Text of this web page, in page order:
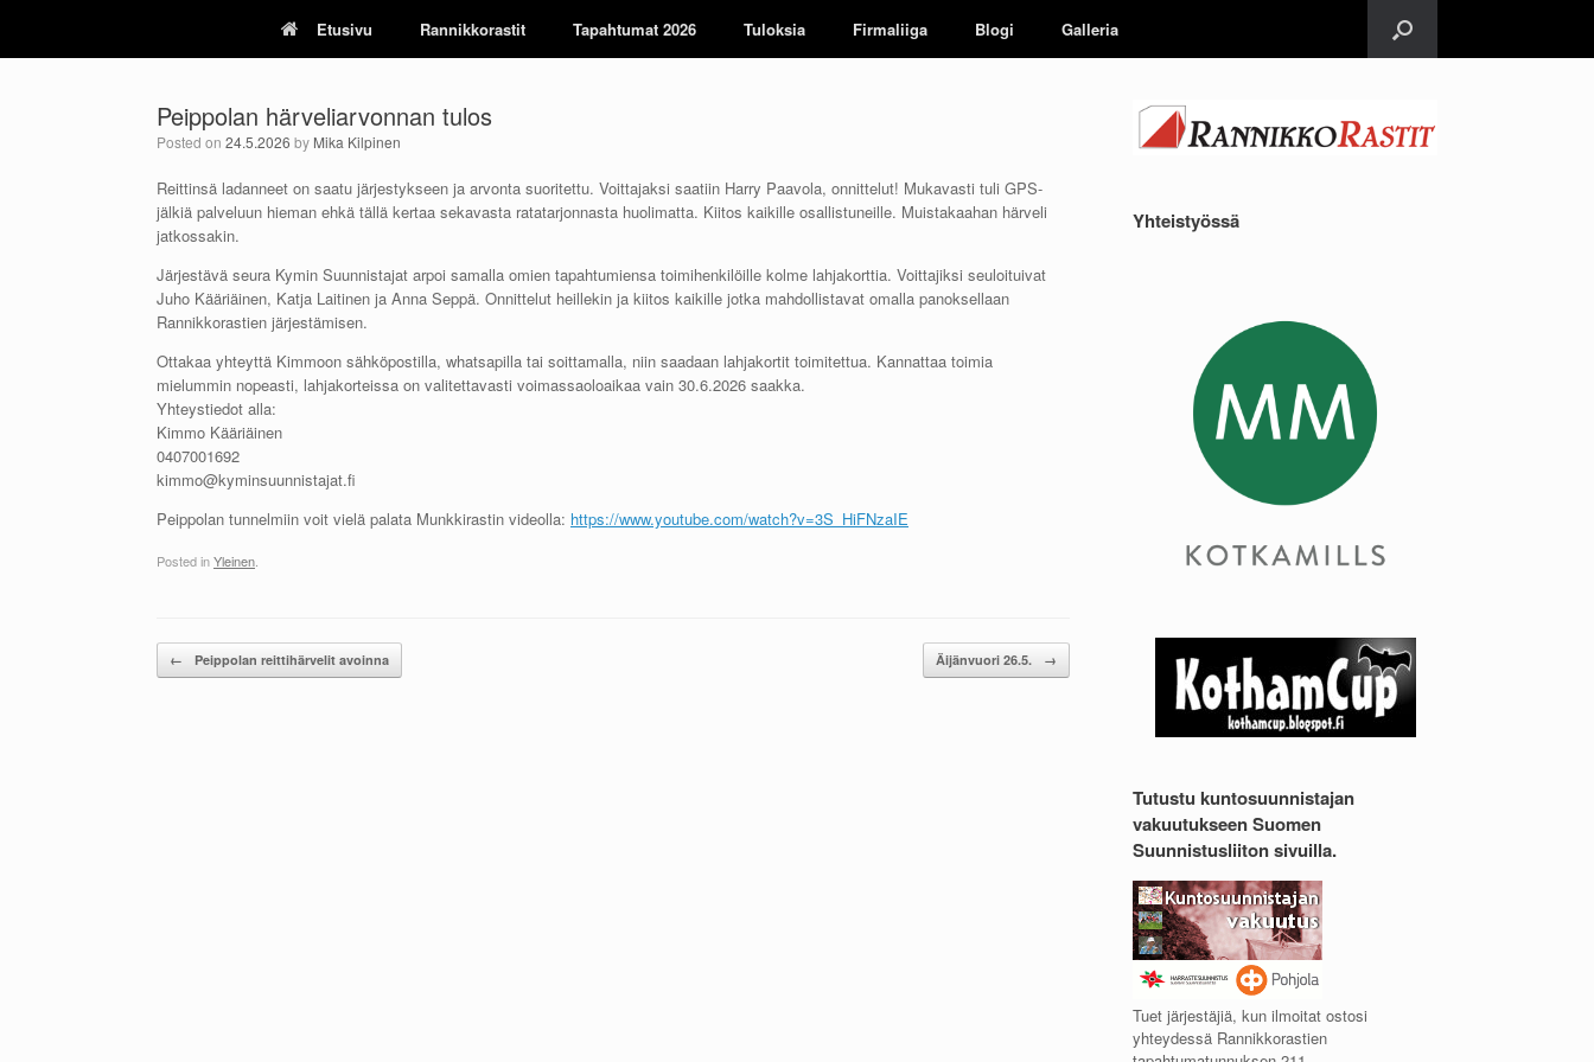
content
Etusivu Rannikkorastit Tapahtumat 2026 Tuloksia Firmaliiga Blogi Galleria
Peippolan härveliarvonnan tulos
Posted on 24.5.2026 by Mika Kilpinen
Reittinsä ladanneet on saatu järjestykseen ja arvonta suoritettu. Voittajaksi saatiin Harry Paavola, onnittelut! Mukavasti tuli GPS-
jälkiä palveluun hieman ehkä tällä kertaa sekavasta ratatarjonnasta huolimatta. Kiitos kaikille osallistuneille. Muistakaahan härveli
jatkossakin.
Järjestävä seura Kymin Suunnistajat arpoi samalla omien tapahtumiensa toimihenkilöille kolme lahjakorttia. Voittajiksi seuloituivat
Juho Kääriäinen, Katja Laitinen ja Anna Seppä. Onnittelut heillekin ja kiitos kaikille jotka mahdollistavat omalla panoksellaan
Rannikkorastien järjestämisen.
Ottakaa yhteyttä Kimmoon sähköpostilla, whatsapilla tai soittamalla, niin saadaan lahjakortit toimitettua. Kannattaa toimia
mielummin nopeasti, lahjakorteissa on valitettavasti voimassaoloaikaa vain 30.6.2026 saakka.
Yhteystiedot alla:
Kimmo Kääriäinen
0407001692
kimmo@kyminsuunnistajat.fi
Peippolan tunnelmiin voit vielä palata Munkkirastin videolla: https://www.youtube.com/watch?v=3S_HiFNzaIE
Posted inYleinen
Post navigation
← Peippolan reittihärvelit avoinna Äijänvuori 26.5. →
Yhteistyössä
Tutustu kuntosuunnistajan
vakuutukseen Suomen
Suunnistusliiton sivuilla.
Tuet järjestäjiä, kun ilmoitat ostosi
yhteydessä Rannikkorastien